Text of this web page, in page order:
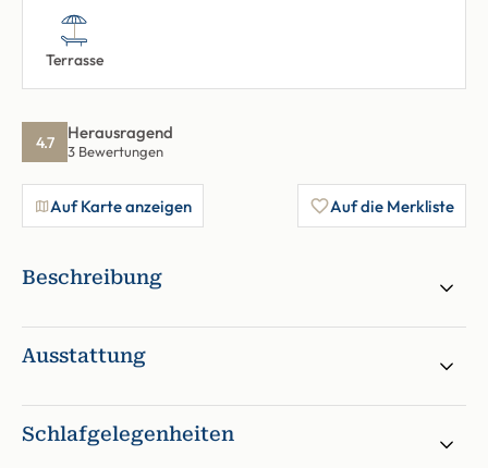
Terrasse
4.7 Herausragend
3 Bewertungen
Auf Karte anzeigen Auf die Merkliste
Beschreibung
Ausstattung
Schlafgelegenheiten